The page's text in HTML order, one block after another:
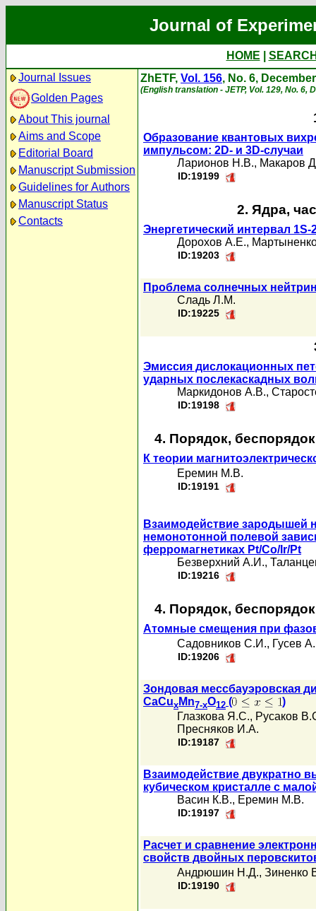
Journal of
HOME
Journal Issues
Golden Pages
About This journal
Aims and Scope
Editorial Board
Manuscript Submission
Guidelines for Authors
Manuscript Status
Contacts
ZhETF, Vol. 156, No. 6,
(English translation - JETP, Vol. 129, No. 6,
Образование квантовых
импульсом: 2D- и 3D-случаи
Ларионов Н.В., Макаров
ID:19199
2. Ядра,
Энергетический интервал
Дорохов А.Е.,
ID:19203
Проблема солнечных
Сладь Л.М.
ID:19225
Эмиссия дислокационных
ударных послекаскадных
Маркидонов А.В.,
ID:19198
4. Порядок,
К теории
Еремин М.В.
ID:19191
Взаимодействие зародышей
немонотонной полевой
ферромагнетиках Pt/Co/Ir/Pt
Безверхний А.И.,
ID:19216
4. Порядок,
Атомные смещения при
Садовников С.И., Гусев
ID:19206
Зондовая мессбауэровская
CaCux Mn7-xO12 (
)
Глазкова Я.С., Русаков
Пресняков И.А.
ID:19187
Взаимодействие двукратно
кубическом кристалле с
Васин К.В., Еремин М.В.
ID:19197
Расчет и сравнение
свойств двойных
Андрюшин Н.Д., Зиненко
ID:19190